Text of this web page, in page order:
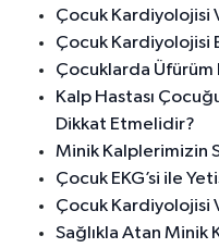
Çocuk Kardiyolojisi
Çocuk Kardiyolojisi
Çocuklarda
Kalp Hastası
Dikkat Etmelidir?
Minik Kalplerimizin
Çocuk EKG’si ile
Çocuk Kardiyolojisi
Sağlıkla Atan Minik